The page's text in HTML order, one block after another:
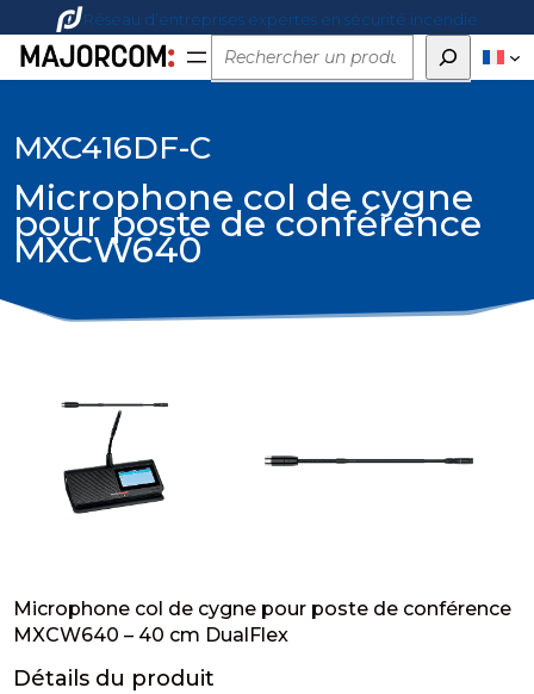
Réseau d’entreprises expertes en sécurité incendie
Rechercher
MXC416DF-C
Microphone col de cygne
pour poste de conférence
MXCW640
Microphone col de cygne pour poste de conférence
MXCW640 – 40 cm DualFlex
Détails du produit